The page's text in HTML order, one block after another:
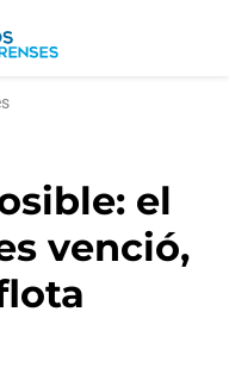
el
venció,